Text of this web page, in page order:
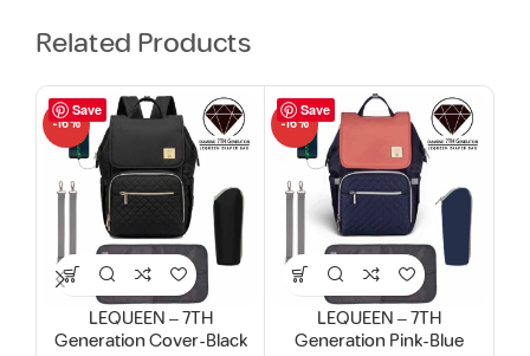
Related Products
Save
-16%
LEQUEEN – 7TH
Generation Cover-Black
Save
-16%
LEQUEEN – 7TH
Generation Pink-Blue